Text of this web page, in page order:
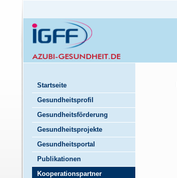
Startseite
Gesundheitsprofil
Gesundheitsförderung
Gesundheitsprojekte
Gesundheitsportal
Publikationen
Kooperationspartner